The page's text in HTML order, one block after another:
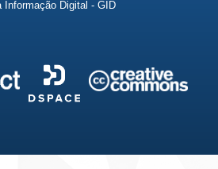
Informação Digital - GID